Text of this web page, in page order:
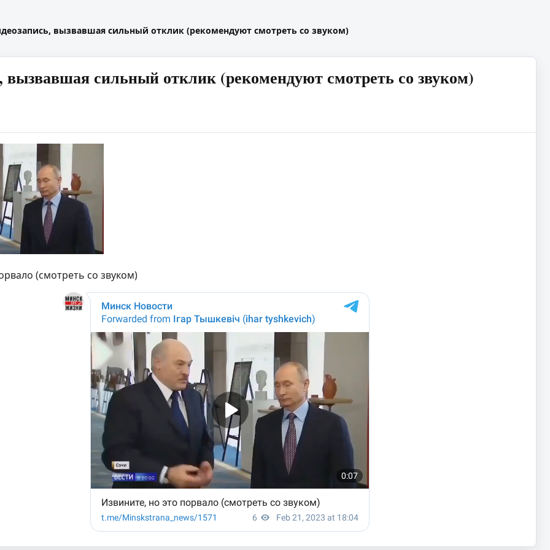
вызвавшая сильный отклик (рекомендуют смотреть со звуком)
вызвавшая сильный отклик (рекомендуют смотреть со звуком)
(смотреть со звуком)